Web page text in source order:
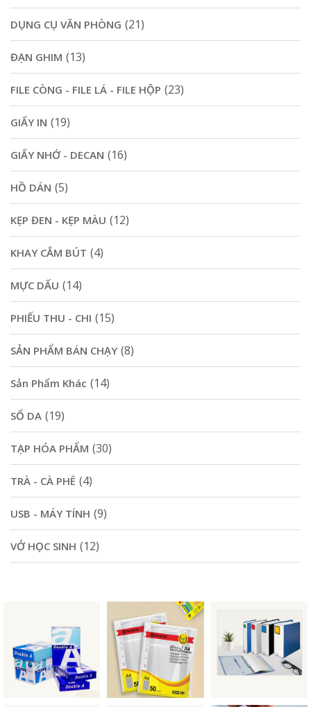
DỤNG CỤ VĂN PHÒNG (21)
ĐẠN GHIM (13)
FILE CÒNG - FILE LÁ - FILE HỘP (23)
GIẤY IN (19)
GIẤY NHỚ - DECAN (16)
HỒ DÁN (5)
KẸP ĐEN - KẸP MÀU (12)
KHAY CẮM BÚT (4)
MỰC DẤU (14)
PHIẾU THU - CHI (15)
SẢN PHẨM BÁN CHẠY (8)
Sản Phẩm Khác (14)
SỔ DA (19)
TẠP HÓA PHẨM (30)
TRÀ - CÀ PHÊ (4)
USB - MÁY TÍNH (9)
VỞ HỌC SINH (12)